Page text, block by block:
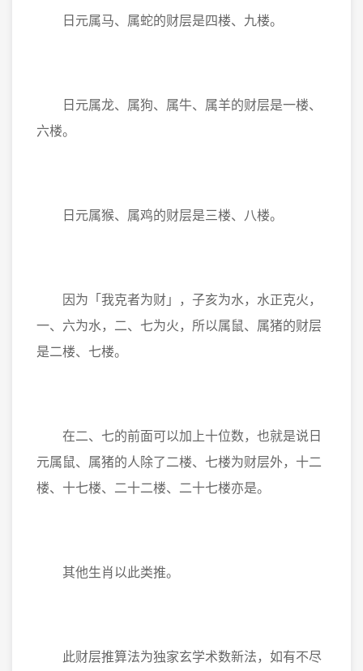
日元属马、属蛇的财层是四楼、九楼。
日元属龙、属狗、属牛、属羊的财层是一楼、
六楼。
日元属猴、属鸡的财层是三楼、八楼。
因为「我克者为财」，子亥为水，水正克火，
一、六为水，二、七为火，所以属鼠、属猪的财层
是二楼、七楼。
在二、七的前面可以加上十位数，也就是说日
元属鼠、属猪的人除了二楼、七楼为财层外，十二
楼、十七楼、二十二楼、二十七楼亦是。
其他生肖以此类推。
此财层推算法为独家玄学术数新法，如有不尽